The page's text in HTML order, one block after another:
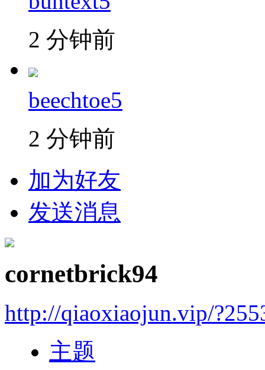
2 分钟前
beechtoe5
2 分钟前
加为好友
发送消息
cornetbrick94
http://qiaoxiaojun.vip/
主题